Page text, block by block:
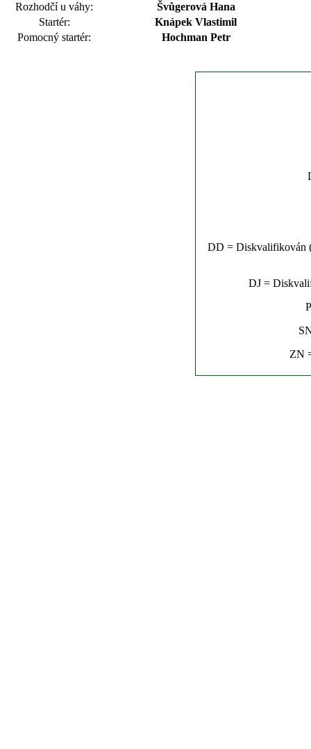
Rozhodčí u váhy:
Švůgerová Hana
Startér:
Knápek Vlastimil
Pomocný startér:
Hochman Petr
DD = Diskvalifikován
DJ =
ZN